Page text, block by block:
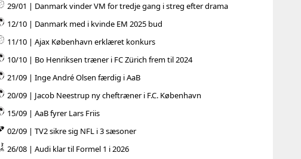
29/01 | Danmark vinder VM for tredje gang i streg efter drama
12/10 | Danmark med i kvinde EM 2025 bud
11/10 | Ajax København erklæret konkurs
10/10 | Bo Henriksen træner i FC Zürich frem til 2024
21/09 | Inge André Olsen færdig i AaB
20/09 | Jacob Neestrup ny cheftræner i F.C. København
15/09 | AaB fyrer Lars Friis
02/09 | TV2 sikre sig NFL i 3 sæsoner
26/08 | Audi klar til Formel 1 i 2026